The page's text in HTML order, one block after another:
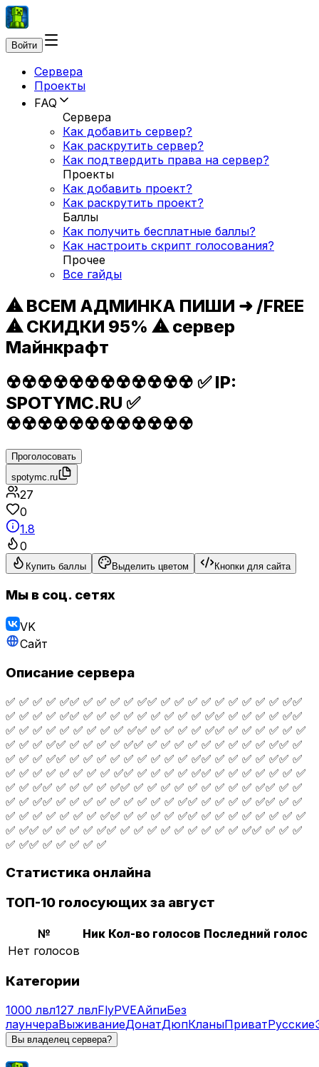
Войти
Сервера
Проекты
FAQ
Сервера
Как добавить сервер?
Как раскрутить сервер?
Как подтвердить права на сервер?
Проекты
Как добавить проект?
Как раскрутить проект?
Баллы
Как получить бесплатные баллы?
Как настроить скрипт голосования?
Прочее
Все гайды
⚠ ВСЕМ АДМИНКА ПИШИ ➜ /FREE
⚠ СКИДКИ 95% ⚠ сервер
Майнкрафт
☢☢☢☢☢☢☢☢☢☢☢☢ ✅ IP:
SPOTYMC.RU ✅
☢☢☢☢☢☢☢☢☢☢☢☢
Проголосовать
spotymc.ru
27
0
1.8
0
Купить баллы Выделить цветом Кнопки для сайта
Мы в соц. сетях
VK
Сайт
Описание сервера
✅ ✅ ✅ ✅ ✅✅ ✅ ✅ ✅ ✅ ✅✅ ✅ ✅ ✅ ✅ ✅ ✅ ✅ ✅ ✅ ✅✅
✅ ✅ ✅ ✅ ✅✅ ✅ ✅ ✅ ✅ ✅ ✅ ✅ ✅ ✅ ✅✅ ✅ ✅ ✅ ✅ ✅✅
✅ ✅ ✅ ✅ ✅ ✅ ✅ ✅ ✅ ✅✅ ✅ ✅ ✅ ✅ ✅✅ ✅ ✅ ✅ ✅ ✅ ✅
✅ ✅ ✅ ✅✅ ✅ ✅ ✅ ✅ ✅✅ ✅ ✅ ✅ ✅ ✅ ✅ ✅ ✅ ✅ ✅✅ ✅
✅ ✅ ✅ ✅✅ ✅ ✅ ✅ ✅ ✅ ✅ ✅ ✅ ✅ ✅✅ ✅ ✅ ✅ ✅ ✅✅ ✅
✅ ✅ ✅ ✅ ✅ ✅ ✅ ✅ ✅✅ ✅ ✅ ✅ ✅ ✅✅ ✅ ✅ ✅ ✅ ✅ ✅ ✅
✅ ✅ ✅✅ ✅ ✅ ✅ ✅ ✅✅ ✅ ✅ ✅ ✅ ✅ ✅ ✅ ✅ ✅ ✅✅ ✅ ✅
✅ ✅ ✅✅ ✅ ✅ ✅ ✅ ✅ ✅ ✅ ✅ ✅ ✅✅ ✅ ✅ ✅ ✅ ✅✅ ✅ ✅
✅ ✅ ✅ ✅ ✅ ✅ ✅ ✅✅ ✅ ✅ ✅ ✅ ✅✅ ✅ ✅ ✅ ✅ ✅ ✅ ✅ ✅
✅ ✅✅ ✅ ✅ ✅ ✅ ✅✅ ✅ ✅ ✅ ✅ ✅ ✅ ✅ ✅ ✅ ✅✅ ✅ ✅ ✅
✅ ✅✅ ✅ ✅ ✅ ✅ ✅
Статистика онлайна
ТОП-10 голосующих за август
№ Ник Кол-во голосов Последний голос
Нет голосов
Категории
1000 лвл127 лвлFlyPVEАйпиБез
лаунчераВыживаниеДонатДюпКланыПриватРусские
Вы владелец сервера?